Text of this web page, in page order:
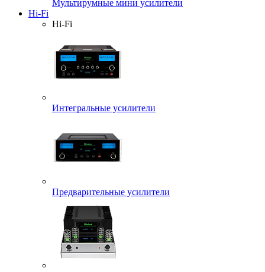
Мультирумные мини усилители
Hi-Fi
Hi-Fi
Интегральные усилители
Предварительные усилители